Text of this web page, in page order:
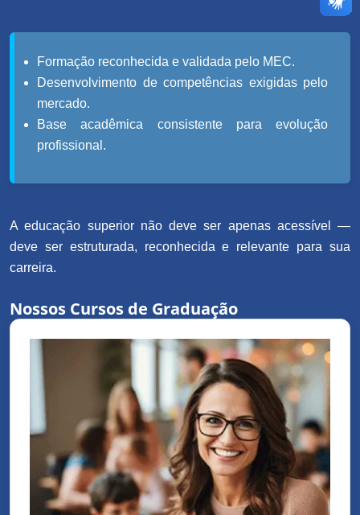
Formação reconhecida e validada pelo MEC.
Desenvolvimento de competências exigidas pelo
mercado.
Base acadêmica consistente para evolução
profissional.
A educação superior não deve ser apenas acessível —
deve ser estruturada, reconhecida e relevante para sua
carreira.
Nossos Cursos de Graduação